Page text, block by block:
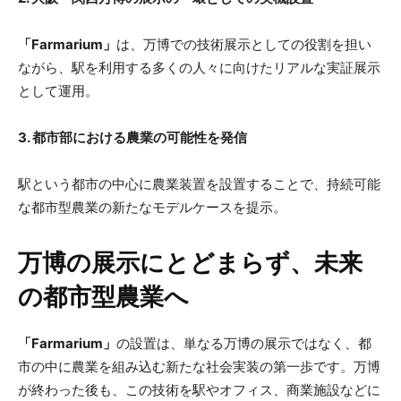
「Farmarium」 は、万博での技術展示としての役割を担い
ながら、駅を利用する多くの人々に向けたリアルな実証展示
として運用。
3. 都市部における農業の可能性を発信
駅という都市の中心に農業装置を設置することで、持続可能
な都市型農業の新たなモデルケースを提示。
万博の展示にとどまらず、未来
の都市型農業へ
「Farmarium」 の設置は、単なる万博の展示ではなく、都
市の中に農業を組み込む新たな社会実装の第一歩です。万博
が終わった後も、この技術を駅やオフィス、商業施設などに